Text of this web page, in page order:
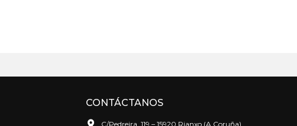
CONTÁCTANOS
C/Pedreira, 119 – 15920 Rianxo (A Coruña)